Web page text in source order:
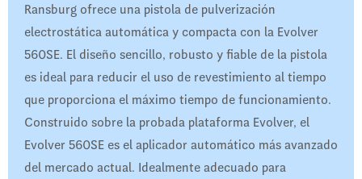
Ransburg ofrece una pistola de pulverización
electrostática automática y compacta con la Evolver
560SE. El diseño sencillo, robusto y fiable de la pistola
es ideal para reducir el uso de revestimiento al tiempo
que proporciona el máximo tiempo de funcionamiento.
Construido sobre la probada plataforma Evolver, el
Evolver 560SE es el aplicador automático más avanzado
del mercado actual. Idealmente adecuado para